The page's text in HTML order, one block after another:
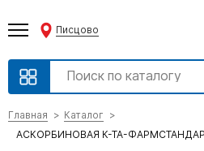
Писцово
Главная
Каталог
АСКОРБИНОВАЯ К-ТА-